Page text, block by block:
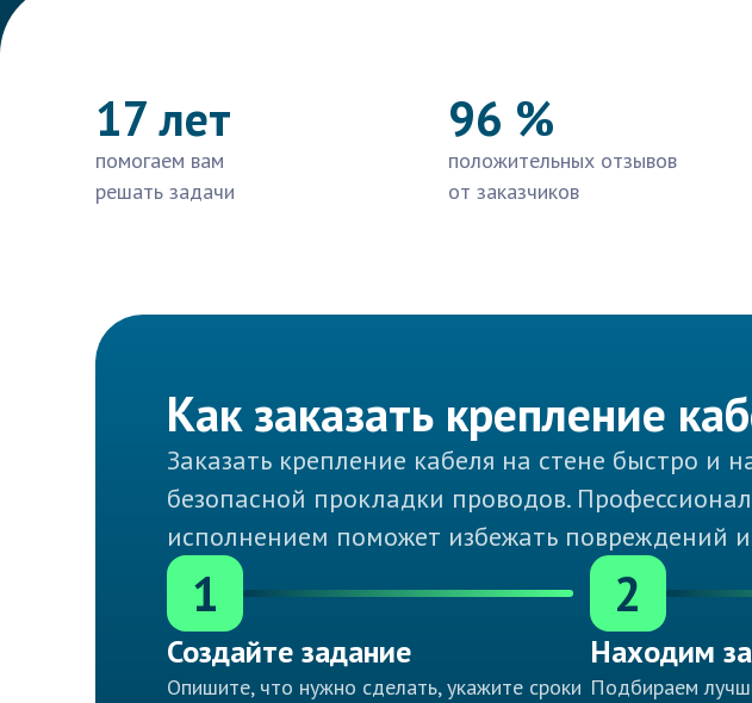
17 лет
помогаем вам
решать задачи
96 %
положительных отзывов
от заказчиков
Как заказать крепление
Заказать крепление кабеля на стене быстро
безопасной прокладки проводов.
исполнением поможет избежать повреждений
1
Создайте задание
Опишите, что нужно сделать, укажите сроки
2
Находим
Подбираем